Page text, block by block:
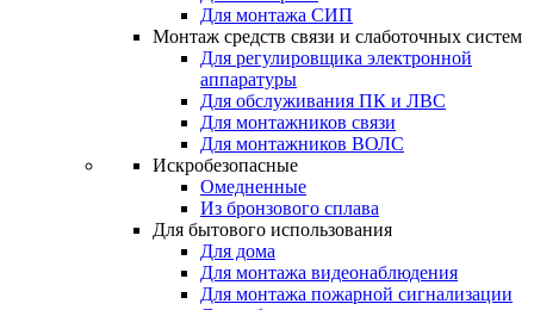
Для монтажа СИП
Монтаж средств связи и слаботочных систем
Для регулировщика электронной
аппаратуры
Для обслуживания ПК и ЛВС
Для монтажников связи
Для монтажников ВОЛС
Искробезопасные
Омедненные
Из бронзового сплава
Для бытового использования
Для дома
Для монтажа видеонаблюдения
Для монтажа пожарной сигнализации